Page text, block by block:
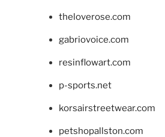
theloverose.com
gabriovoice.com
resinflowart.com
p-sports.net
korsairstreetwear.com
petshopallston.com